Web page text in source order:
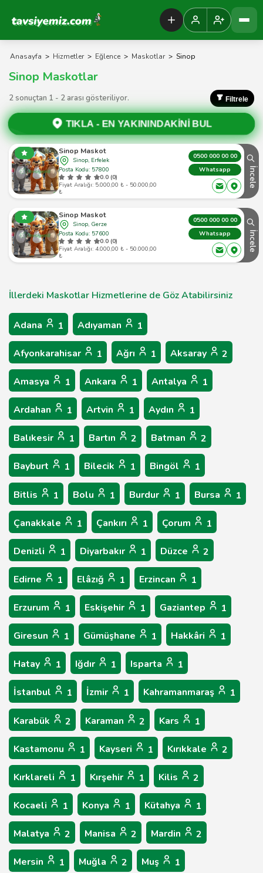
Tavsiyemiz Anasayfa
Anasayfa > Hizmetler > Eğlence > Maskotlar > Sinop
Sinop Maskotlar
2 sonuçtan 1 - 2 arası gösteriliyor. Filtrele
TIKLA - EN YAKININDAKİNİ BUL
Sinop Maskot
Sinop, Erfelek
Posta Kodu: 57800
0.0 (0)
Fiyat Aralığı: 5.000,00 ₺ - 50.000,00
₺
0500 000 00 00
Whatsapp
İncele
Sinop Maskot
Sinop, Gerze
Posta Kodu: 57600
0.0 (0)
Fiyat Aralığı: 4.000,00 ₺ - 50.000,00
₺
0500 000 00 00
Whatsapp
İncele
İllerdeki Maskotlar Hizmetlerine de Göz Atabilirsiniz
Adana 1 Adıyaman 1
Afyonkarahisar 1 Ağrı 1 Aksaray 2
Amasya 1 Ankara 1 Antalya 1
Ardahan 1 Artvin 1 Aydın 1
Balıkesir 1 Bartın 2 Batman 2
Bayburt 1 Bilecik 1 Bingöl 1
Bitlis 1 Bolu 1 Burdur 1 Bursa 1
Çanakkale 1 Çankırı 1 Çorum 1
Denizli 1 Diyarbakır 1 Düzce 2
Edirne 1 Elâzığ 1 Erzincan 1
Erzurum 1 Eskişehir 1 Gaziantep 1
Giresun 1 Gümüşhane 1 Hakkâri 1
Hatay 1 Iğdır 1 Isparta 1
İstanbul 1 İzmir 1 Kahramanmaraş 1
Karabük 2 Karaman 2 Kars 1
Kastamonu 1 Kayseri 1 Kırıkkale 2
Kırklareli 1 Kırşehir 1 Kilis 2
Kocaeli 1 Konya 1 Kütahya 1
Malatya 2 Manisa 2 Mardin 2
Mersin 1 Muğla 2 Muş 1